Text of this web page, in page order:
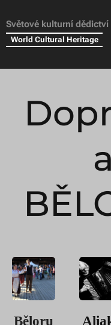
Světové kulturní dědictví
World Cultural Heritage
Běloru